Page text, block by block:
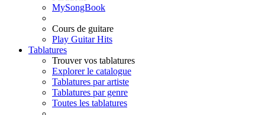
MySongBook
Cours de guitare
Play Guitar Hits
Tablatures
Trouver vos tablatures
Explorer le catalogue
Tablatures par artiste
Tablatures par genre
Toutes les tablatures